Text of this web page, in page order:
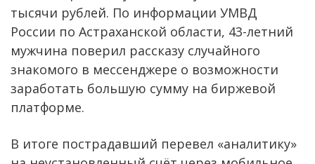
тысячи рублей. По информации УМВД
России по Астраханской области, 43-летний
мужчина поверил рассказу случайного
знакомого в мессенджере о возможности
заработать большую сумму на биржевой
платформе.
В итоге пострадавший перевел «аналитику»